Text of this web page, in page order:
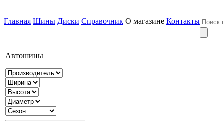
Главная Шины Диски Справочник О магазине Контакты
Автошины